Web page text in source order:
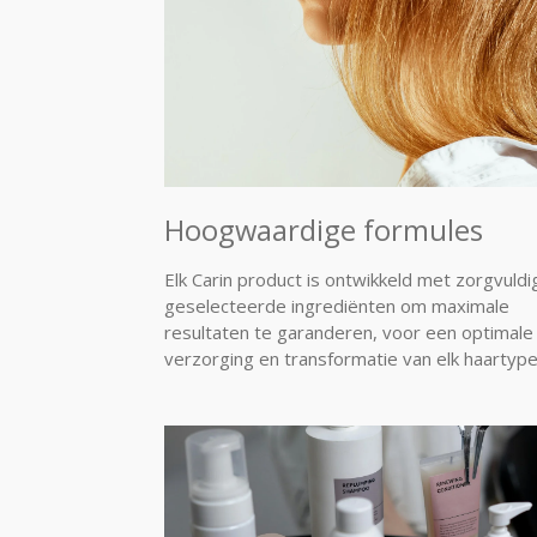
Hoogwaardige formules
Elk Carin product is ontwikkeld met
geselecteerde ingrediënten om maximale
resultaten te garanderen, voor een optimale
verzorging en transformatie van elk